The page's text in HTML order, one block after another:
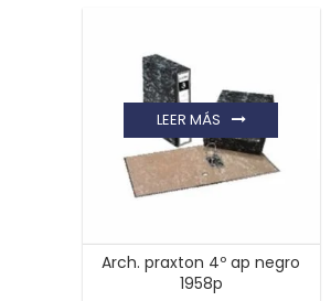
Arch. praxton 4º ap negro
1958p
LEER MÁS